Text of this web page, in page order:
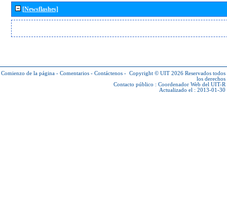
[Newsflashes]
Comienzo de la página - Comentarios - Contáctenos - Copyright © UIT 2026 Reservados todos
los derechos
Contacto público : Coordenador Web del UIT-R
Actualizado el : 2013-01-30